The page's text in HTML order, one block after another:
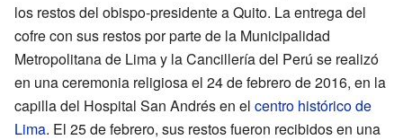
los restos del obispo-presidente a Quito. La entrega del
cofre con sus restos por parte de la Municipalidad
Metropolitana de Lima y la Cancillería del Perú se realizó
en una ceremonia religiosa el 24 de febrero de 2016, en la
capilla del Hospital San Andrés en el centro histórico de
Lima. El 25 de febrero, sus restos fueron recibidos en una